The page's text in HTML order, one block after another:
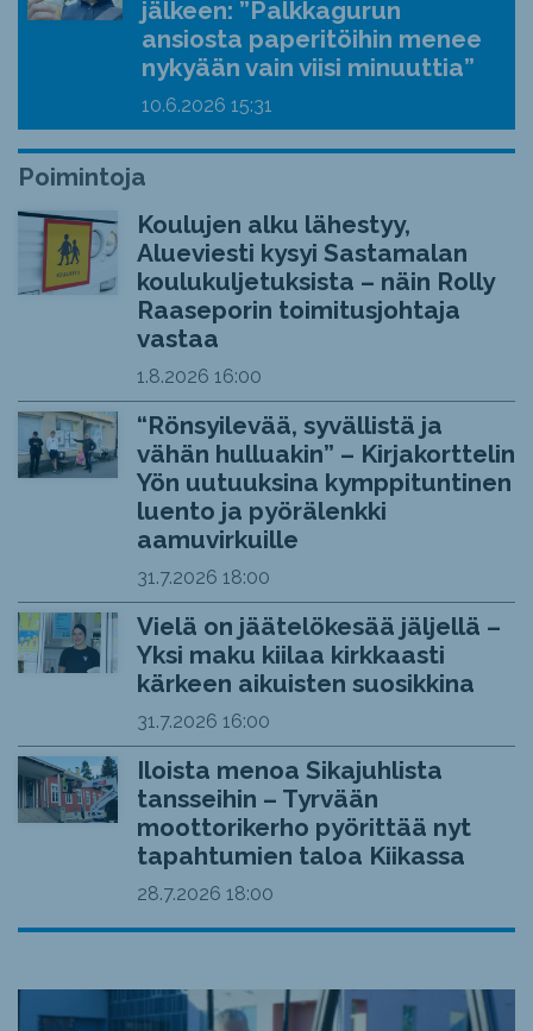
jälkeen: ”Palkkagurun
ansiosta paperitöihin menee
nykyään vain viisi minuuttia”
10.6.2026 15:31
Poimintoja
Koulujen alku lähestyy,
Alueviesti kysyi Sastamalan
koulukuljetuksista – näin Rolly
Raaseporin toimitusjohtaja
vastaa
1.8.2026 16:00
“Rönsyilevää, syvällistä ja
vähän hulluakin” – Kirjakorttelin
Yön uutuuksina kymppituntinen
luento ja pyörälenkki
aamuvirkuille
31.7.2026 18:00
Vielä on jäätelökesää jäljellä –
Yksi maku kiilaa kirkkaasti
kärkeen aikuisten suosikkina
31.7.2026 16:00
Iloista menoa Sikajuhlista
tansseihin – Tyrvään
moottorikerho pyörittää nyt
tapahtumien taloa Kiikassa
28.7.2026 18:00